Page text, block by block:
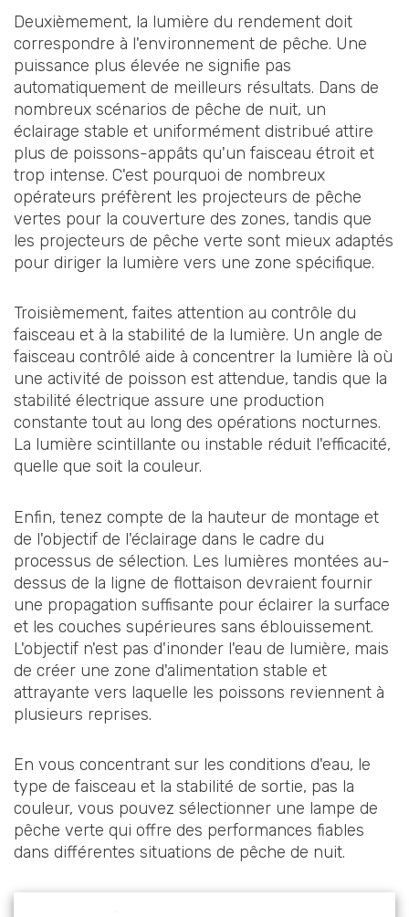
Deuxièmement, la lumière du rendement doit
correspondre à l'environnement de pêche. Une
puissance plus élevée ne signifie pas
automatiquement de meilleurs résultats. Dans de
nombreux scénarios de pêche de nuit, un
éclairage stable et uniformément distribué attire
plus de poissons-appâts qu'un faisceau étroit et
trop intense. C'est pourquoi de nombreux
opérateurs préfèrent les projecteurs de pêche
vertes pour la couverture des zones, tandis que
les projecteurs de pêche verte sont mieux adaptés
pour diriger la lumière vers une zone spécifique.
Troisièmement, faites attention au contrôle du
faisceau et à la stabilité de la lumière. Un angle de
faisceau contrôlé aide à concentrer la lumière là où
une activité de poisson est attendue, tandis que la
stabilité électrique assure une production
constante tout au long des opérations nocturnes.
La lumière scintillante ou instable réduit l'efficacité,
quelle que soit la couleur.
Enfin, tenez compte de la hauteur de montage et
de l'objectif de l'éclairage dans le cadre du
processus de sélection. Les lumières montées au-
dessus de la ligne de flottaison devraient fournir
une propagation suffisante pour éclairer la surface
et les couches supérieures sans éblouissement.
L'objectif n'est pas d'inonder l'eau de lumière, mais
de créer une zone d'alimentation stable et
attrayante vers laquelle les poissons reviennent à
plusieurs reprises.
En vous concentrant sur les conditions d'eau, le
type de faisceau et la stabilité de sortie, pas la
couleur, vous pouvez sélectionner une lampe de
pêche verte qui offre des performances fiables
dans différentes situations de pêche de nuit.